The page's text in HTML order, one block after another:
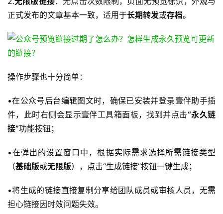
正式发布的文章基本一致，适用于长期转发或存档。
操作步骤也十分简单：
•在公众号后台编辑图文时，确保已安装并登录壹伴助手插
件，此时右侧会显示壹伴工具箱面板，找到并点击“永久链
接”功能按钮；
•在弹出的设置窗口中，根据实际需求选择所需链接类型
（基础版或无限版），点击“生成链接”按钮一键生成；
•将生成的链接直接复制分享给团队成员或审核人员，无需
担心链接因时效问题失效。